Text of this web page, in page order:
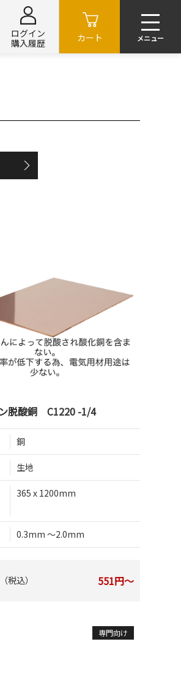
ログイン
購入履歴
カート
脱酸銅 C1220 -1/4
銅
生地
365 x 1200mm
0.3mm 〜2.0mm
税込） 551円～
専門向け